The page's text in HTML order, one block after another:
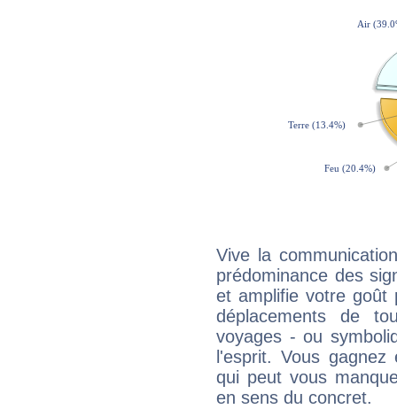
Vive la
prédominance des
et amplifie votre goût
déplacements de
voyages - ou
l'esprit. Vous
qui peut vous
en sens du concret.